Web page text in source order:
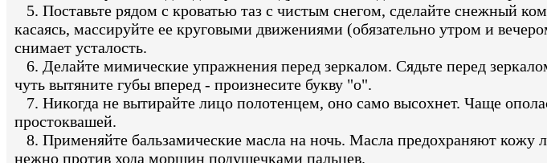
5. Поставьте рядом с кроватью таз с чистым снегом, сделайте снежный
касаясь, массируйте ее круговыми движениями (обязательно утром и
снимает усталость.
6. Делайте мимические упражнения перед зеркалом. Сядьте перед
чуть вытяните губы вперед - произнесите букву "о".
7. Никогда не вытирайте лицо полотенцем, оно само высохнет. Чаще
простоквашей.
8. Применяйте бальзамические масла на ночь. Масла предохраняют кожу
нежно против хода морщин подушечками пальцев.